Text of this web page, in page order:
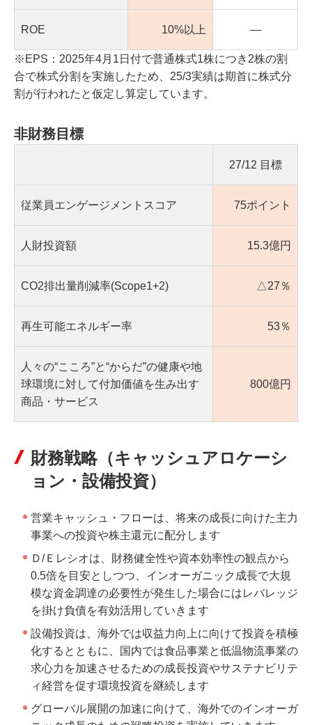
ROE 10%以上 ―
※EPS：2025年4月1日付で普通株式1株につき2株の割
合で株式分割を実施したため、25/3実績は期首に株式分
割が行われたと仮定し算定しています。
非財務目標
27/12 目標
従業員エンゲージメントスコア 75ポイント
人財投資額 15.3億円
CO2排出量削減率(Scope1+2) △27％
再生可能エネルギー率 53％
人々の“こころ”と“からだ”の健康や地
球環境に対して付加価値を生み出す
商品・サービス
800億円
財務戦略（キャッシュアロケーシ
ョン・設備投資）
営業キャッシュ・フローは、将来の成長に向けた主力
事業への投資や株主還元に配分します
Ｄ/Ｅレシオは、財務健全性や資本効率性の観点から
0.5倍を目安としつつ、インオーガニック成長で大規
模な資金調達の必要性が発生した場合にはレバレッジ
を掛け負債を有効活用していきます
設備投資は、海外では収益力向上に向けて投資を積極
化するとともに、国内では食品事業と低温物流事業の
求心力を加速させるための成長投資やサステナビリテ
ィ経営を促す環境投資を継続します
グローバル展開の加速に向けて、海外でのインオーガ